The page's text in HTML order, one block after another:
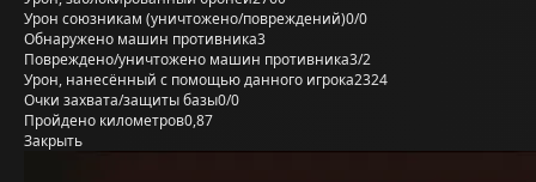
Урон союзникам (уничтожено/повреждений)0/0
Обнаружено машин противника3
Повреждено/уничтожено машин противника3/2
Урон, нанесённый с помощью данного игрока2324
Очки захвата/защиты базы0/0
Пройдено километров0,87
Закрыть